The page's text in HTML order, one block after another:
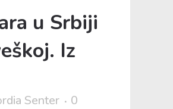
u Srbiji
Iz
Senter
0